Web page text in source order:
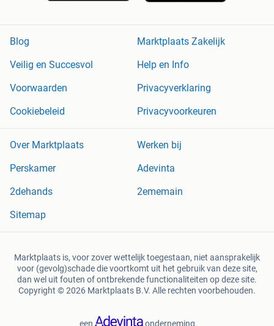
Blog
Marktplaats Zakelijk
Veilig en Succesvol
Help en Info
Voorwaarden
Privacyverklaring
Cookiebeleid
Privacyvoorkeuren
Over Marktplaats
Werken bij
Perskamer
Adevinta
2dehands
2ememain
Sitemap
Marktplaats is, voor zover wettelijk toegestaan, niet aansprakelijk
voor (gevolg)schade die voortkomt uit het gebruik van deze site,
dan wel uit fouten of ontbrekende functionaliteiten op deze site.
Copyright © 2026 Marktplaats B.V. Alle rechten voorbehouden.
een onderneming